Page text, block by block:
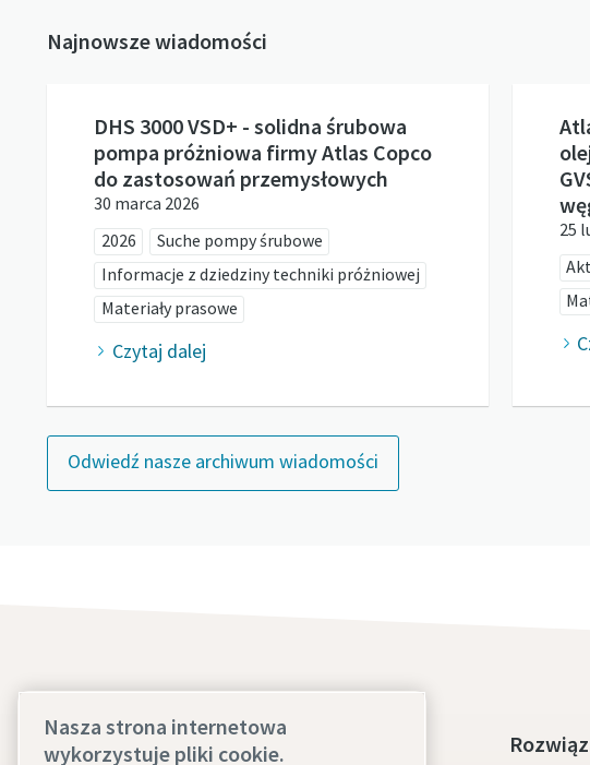
Najnowsze wiadomości
DHS 3000 VSD+ - solidna śrubowa
pompa próżniowa firmy Atlas Copco
do zastosowań przemysłowych
30 marca 2026
2026
Suche pompy śrubowe
Informacje z dziedziny techniki próżniowej
Materiały prasowe
Czytaj dalej
25
Odwiedź nasze archiwum wiadomości
Odkryj
Nasza strona internetowa
wykorzystuje pliki cookie.